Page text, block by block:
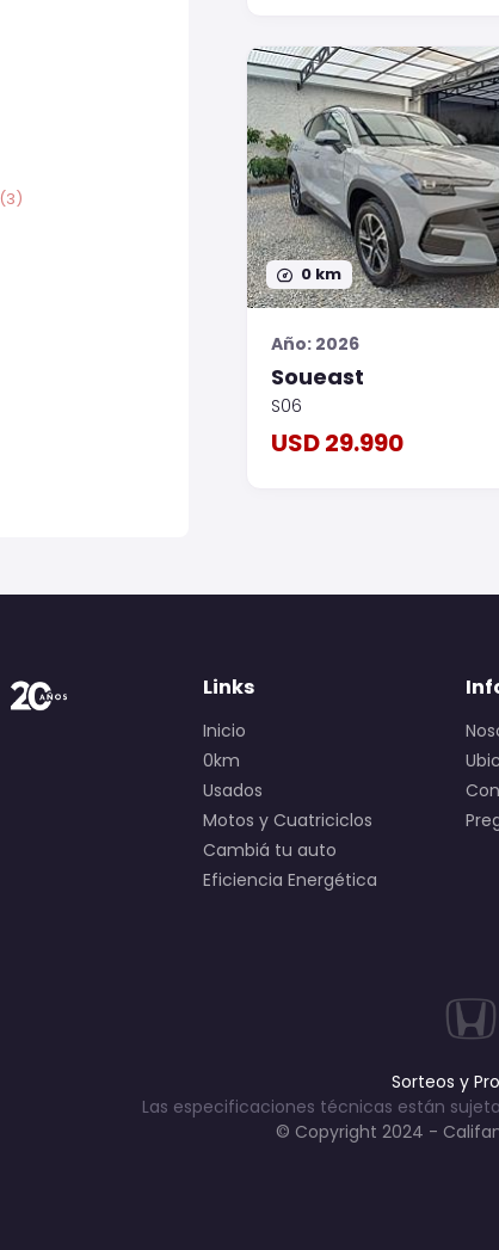
(3)
0 km
Año: 2026
Soueast
S06
USD 29.990
Links
Inicio
0km
Usados
Motos y Cuatriciclos
Cambiá tu auto
Eficiencia Energética
Sorteos y
Las especificaciones técnicas están
© Copyright 2024 -